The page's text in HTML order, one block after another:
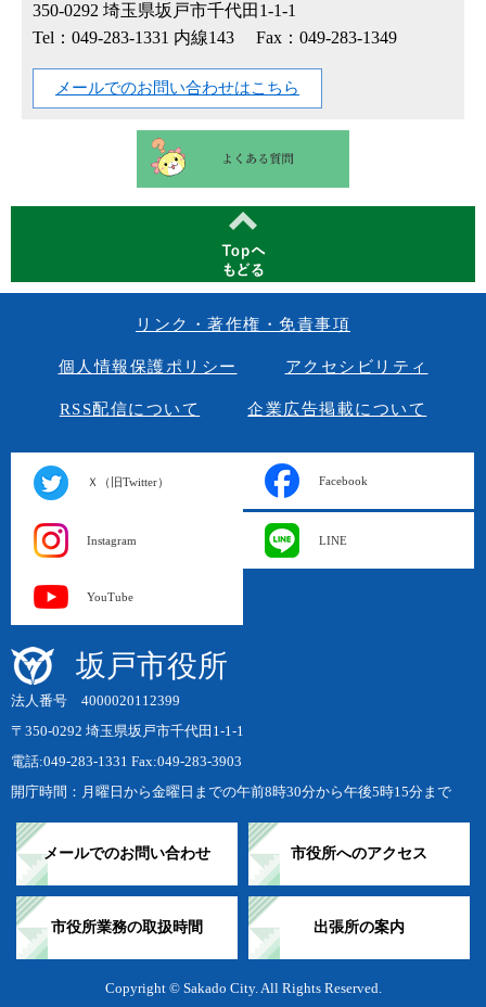
350-0292 埼玉県坂戸市千代田1-1-1
Tel：049-283-1331 内線143
Fax：049-283-1349
メールでのお問い合わせはこちら
リンク・著作権・免責事項
個人情報保護ポリシー アクセシビリティ
RSS配信について 企業広告掲載について
Ｘ（旧Twitter） Facebook
Instagram LINE
YouTube
坂戸市役所
法人番号 4000020112399
〒350-0292 埼玉県坂戸市千代田1-1-1
電話:049-283-1331 Fax:049-283-3903
開庁時間：月曜日から金曜日までの午前8時30分から午後5時15分まで
メールでのお問い合わせ 市役所へのアクセス
市役所業務の取扱時間 出張所の案内
Copyright © Sakado City. All Rights Reserved.